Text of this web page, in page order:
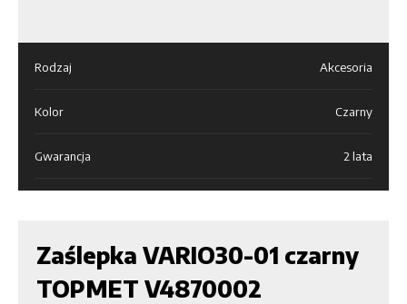
Rodzaj Akcesoria
Kolor Czarny
Gwarancja 2 lata
Zaślepka VARIO30-01 czarny
TOPMET V4870002